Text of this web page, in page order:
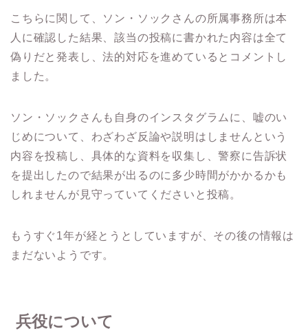
こちらに関して、ソン・ソックさんの所属事務所は本
人に確認した結果、該当の投稿に書かれた内容は全て
偽りだと発表し、法的対応を進めているとコメントし
ました。
ソン・ソックさんも自身のインスタグラムに、嘘のい
じめについて、わざわざ反論や説明はしませんという
内容を投稿し、具体的な資料を収集し、警察に告訴状
を提出したので結果が出るのに多少時間がかかるかも
しれませんが見守っていてくださいと投稿。
もうすぐ1年が経とうとしていますが、その後の情報は
まだないようです。
兵役について